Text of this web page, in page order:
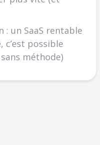
: un SaaS rentable
c’est possible
méthode)